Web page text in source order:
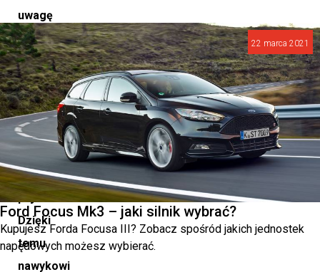
uwagę
na
jakość
podzespołów,
które
montujemy
w
naszym
pojeździe.
Dzięki
temu
nawykowi
22 marca 2021
Ford Focus Mk3 – jaki silnik wybrać?
Kupujesz Forda Focusa III? Zobacz spośród jakich jednostek
napędowych możesz wybierać.